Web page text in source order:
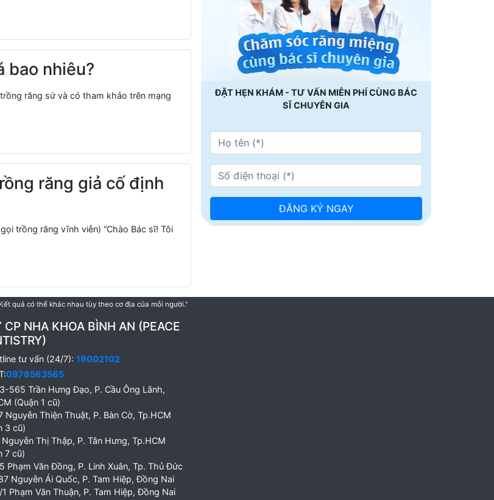
bao nhiêu?
răng sứ và có tham khảo trên mạng
răng giả cố định
trồng răng vĩnh viễn) “Chào Bác sĩ! Tôi
ĐẶT HẸN KHÁM - TƯ VẤN MIỄN PHÍ CÙNG BÁC
SĨ CHUYÊN GIA
quả có thể khác nhau tùy theo cơ địa của mỗi người."
CP NHA KHOA BÌNH AN (PEACE
tư vấn (24/7): 19002102
0978563565
565 Trần Hưng Đạo, P. Cầu Ông Lãnh,
(Quận 1 cũ)
Nguyễn Thiện Thuật, P. Bàn Cờ, Tp.HCM
3 cũ)
Thị Thập, P. Tân Hưng, Tp.HCM
7 cũ)
Phạm Văn Đồng, P. Linh Xuân, Tp. Thủ Đức
Nguyễn Ái Quốc, P. Tam Hiệp, Đồng Nai
Phạm Văn Thuận, P. Tam Hiệp, Đồng Nai